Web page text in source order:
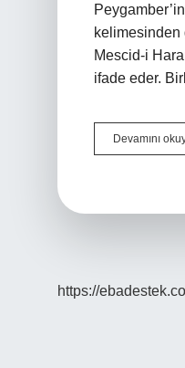
kelimesinden
Mescid-i
ifade eder.
Devamını
https://